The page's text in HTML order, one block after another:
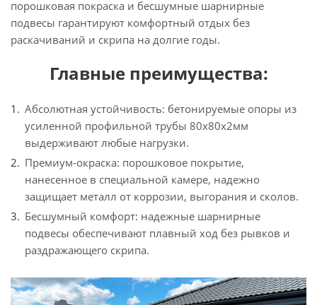
порошковая покраска и бесшумные шарнирные
подвесы гарантируют комфортный отдых без
раскачиваний и скрипа на долгие годы.
Главные преимущества:
Абсолютная устойчивость: бетонируемые опоры из
усиленной профильной трубы 80х80х2мм
выдерживают любые нагрузки.
Премиум-окраска: порошковое покрытие,
нанесенное в специальной камере, надежно
защищает металл от коррозии, выгорания и сколов.
Бесшумный комфорт: надежные шарнирные
подвесы обеспечивают плавный ход без рывков и
раздражающего скрипа.